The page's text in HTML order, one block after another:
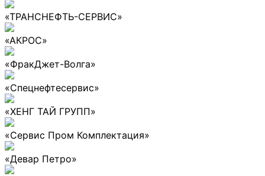
«ТРАНСНЕФТЬ-СЕРВИС»
«АКРОС»
«ФракДжет-Волга»
«Спецнефтесервис»
«ХЕНГ ТАЙ ГРУПП»
«Сервис Пром Комплектация»
«Девар Петро»